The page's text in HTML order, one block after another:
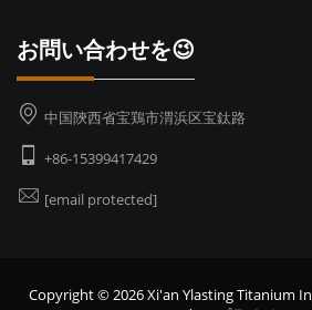
お問い合わせを😉
中国陝西省宝鶏市渭浜区宝鈦路
+86-15399417429
[email protected]
Copyright © 2026 Xi'an Ylasting Titanium